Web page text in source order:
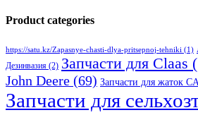
Product categories
https://satu.kz/Zapasnye-chasti-dlya-pritsepnoj-tehniki (1)
Дезинвазия (2) Запчасти для Claas
John Deere (69) Запчасти для жаток
Запчасти для